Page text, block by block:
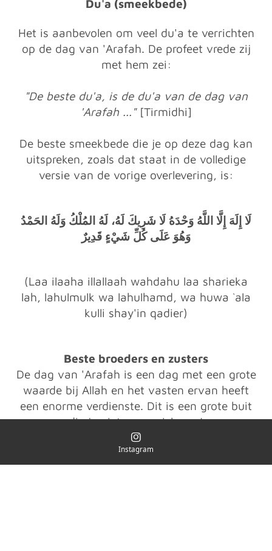
Du'a (smeekbede)
Het is aanbevolen om veel du'a te verrichten
op de dag van 'Arafah. De profeet vrede zij
met hem zei:
"De beste du'a, is de du'a van de dag van
'Arafah ..." [Tirmidhi]
De beste smeekbede die je op deze dag kan
uitspreken, zoals dat staat in de volledige
versie van de vorige overlevering, is:
لَا إِلَهَ إِلَّا اللَّهُ وَحْدَهُ لَا شَرِيكَ لَهُ، لَهُ المُلْكُ وَلَهُ الحَمْدُ
وَهُوَ عَلَى كُلِّ شَيْءٍ قَدِيرٌ
(Laa ilaaha illallaah wahdahu laa sharieka
lah, lahulmulk wa lahulhamd, wa huwa `ala
kulli shay'in qadier)
Beste broeders en zusters
De dag van 'Arafah is een dag met een grote
waarde bij Allah en het vasten ervan heeft
een enorme verdienste. Dit is een grote buit
die je niet mag mislopen!
Instagram